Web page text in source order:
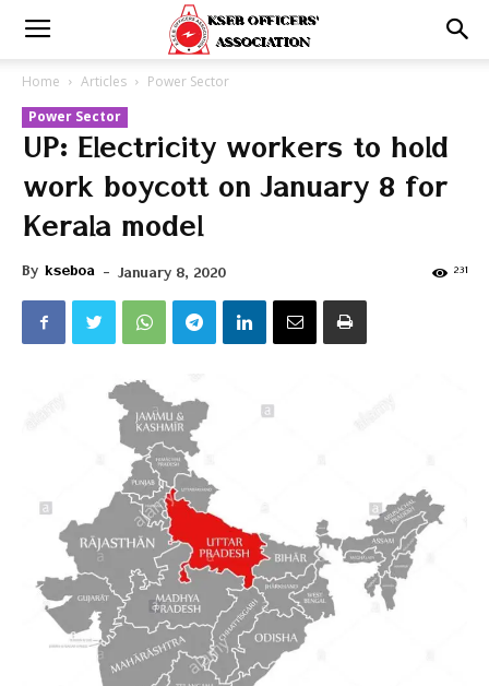
Home Articles
Power Sector
Power Sector
UP: Electricity workers to hold
work boycott on January 8 for
Kerala model
By kseboa - January 8, 2020 231